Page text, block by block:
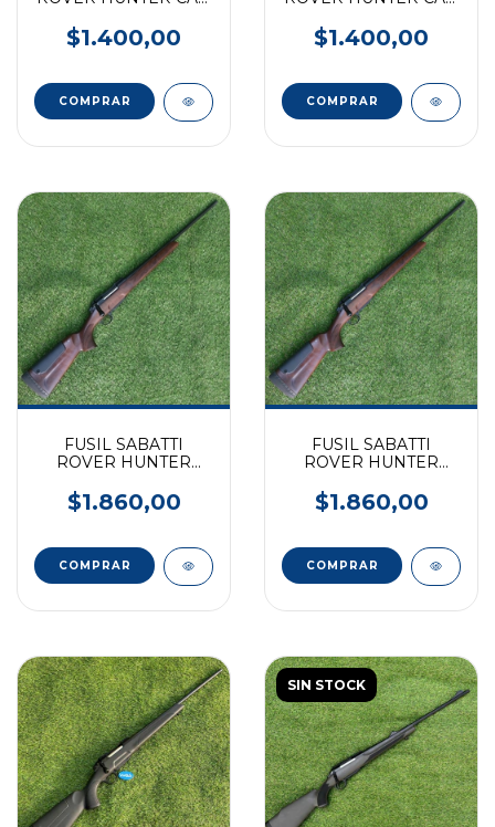
$1.400,00 $1.400,00
FUSIL SABATTI
ROVER HUNTER
$1.860,00
FUSIL SABATTI
ROVER HUNTER
$1.860,00
SIN STOCK